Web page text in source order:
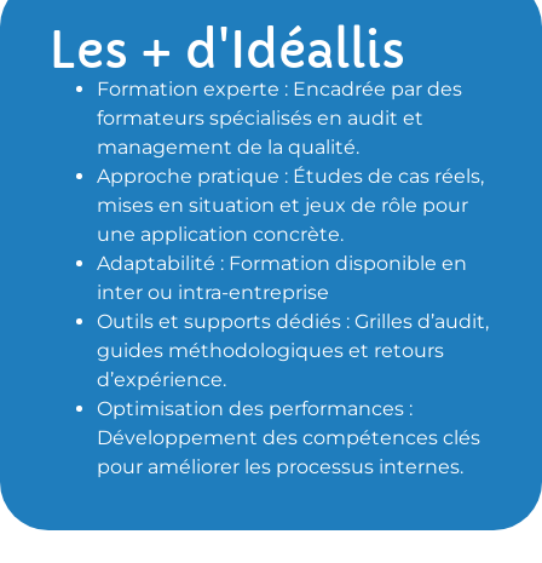
Les + d'Idéallis
Formation experte : Encadrée par des
formateurs spécialisés en audit et
management de la qualité.
Approche pratique : Études de cas réels,
mises en situation et jeux de rôle pour
une application concrète.
Adaptabilité : Formation disponible en
inter ou intra-entreprise
Outils et supports dédiés : Grilles d’audit,
guides méthodologiques et retours
d’expérience.
Optimisation des performances :
Développement des compétences clés
pour améliorer les processus internes.